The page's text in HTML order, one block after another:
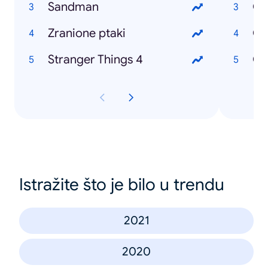
Sandman
Zranione ptaki
Stranger Things 4
Istražite što je bilo u trendu
2021
2020